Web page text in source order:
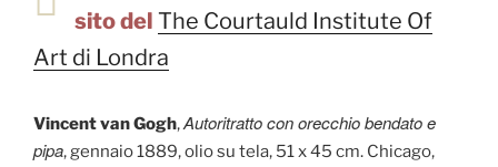
sito del The Courtauld Institute Of
Art di Londra
Vincent van Gogh,Autoritratto con orecchio bendato e
pipa, gennaio 1889, olio su tela, 51 x 45 cm. Chicago,